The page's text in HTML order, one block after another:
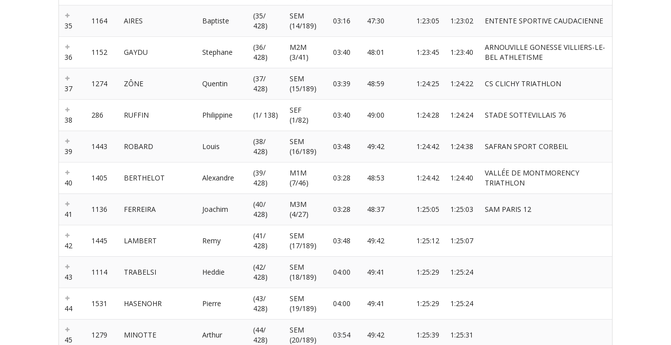
35
1164 AIRES Baptiste
(35/
428)
SEM
(14/189)
03:16 47:30 1:23:05 1:23:02 ENTENTE SPORTIVE CAUDACIENNE
36
1152 GAYDU Stephane
(36/
428)
M2M
(3/41)
03:40 48:01 1:23:45 1:23:40
ARNOUVILLE GONESSE VILLIERS-LE-
BEL ATHLETISME
37
1274 ZÔNE Quentin
(37/
428)
SEM
(15/189)
03:39 48:59 1:24:25 1:24:22 CS CLICHY TRIATHLON
38
286 RUFFIN Philippine (1/ 138)
SEF
(1/82)
03:40 49:00 1:24:28 1:24:24 STADE SOTTEVILLAIS 76
39
1443 ROBARD Louis
(38/
428)
SEM
(16/189)
03:48 49:42 1:24:42 1:24:38 SAFRAN SPORT CORBEIL
40
1405 BERTHELOT Alexandre
(39/
428)
M1M
(7/46)
03:28 48:53 1:24:42 1:24:40
VALLÉE DE MONTMORENCY
TRIATHLON
41
1136 FERREIRA Joachim
(40/
428)
M3M
(4/27)
03:28 48:37 1:25:05 1:25:03 SAM PARIS 12
42
1445 LAMBERT Remy
(41/
428)
SEM
(17/189)
03:48 49:42 1:25:12 1:25:07
43
1114 TRABELSI Heddie
(42/
428)
SEM
(18/189)
04:00 49:41 1:25:29 1:25:24
44
1531 HASENOHR Pierre
(43/
428)
SEM
(19/189)
04:00 49:41 1:25:29 1:25:24
45
1279 MINOTTE Arthur
(44/
428)
SEM
(20/189)
03:54 49:42 1:25:39 1:25:31